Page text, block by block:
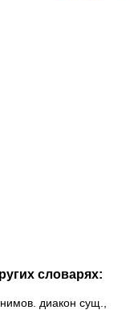
словарях:
диакон сущ.,